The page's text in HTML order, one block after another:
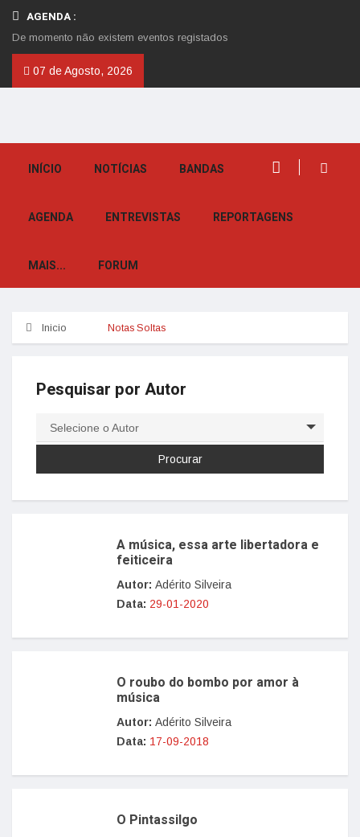
AGENDA :
De momento não existem eventos registados
07 de Agosto, 2026
INÍCIO NOTÍCIAS BANDAS
AGENDA ENTREVISTAS REPORTAGENS
MAIS... FORUM
Inicio Notas Soltas
Pesquisar por Autor
Selecione o Autor
A música, essa arte libertadora e
feiticeira
Autor: Adérito Silveira
Data: 29-01-2020
O roubo do bombo por amor à
música
Autor: Adérito Silveira
Data: 17-09-2018
O Pintassilgo